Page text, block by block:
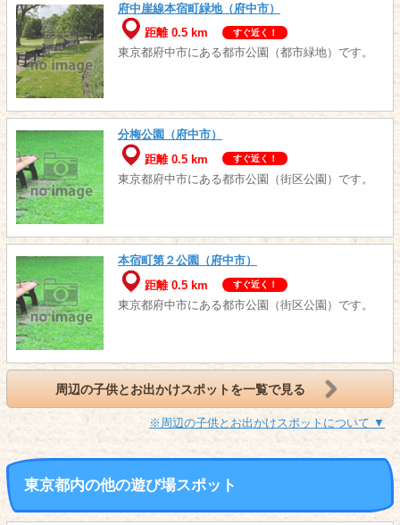
府中崖線本宿町緑地（府中市）
距離 0.5 km
すぐ近く！
東京都府中市にある都市公園（都市緑地）です。
分梅公園（府中市）
距離 0.5 km
すぐ近く！
東京都府中市にある都市公園（街区公園）です。
本宿町第２公園（府中市）
距離 0.5 km
すぐ近く！
東京都府中市にある都市公園（街区公園）です。
周辺の子供とお出かけスポットを一覧で見る
※周辺の子供とお出かけスポットについて ▼
東京都内の他の遊び場スポット